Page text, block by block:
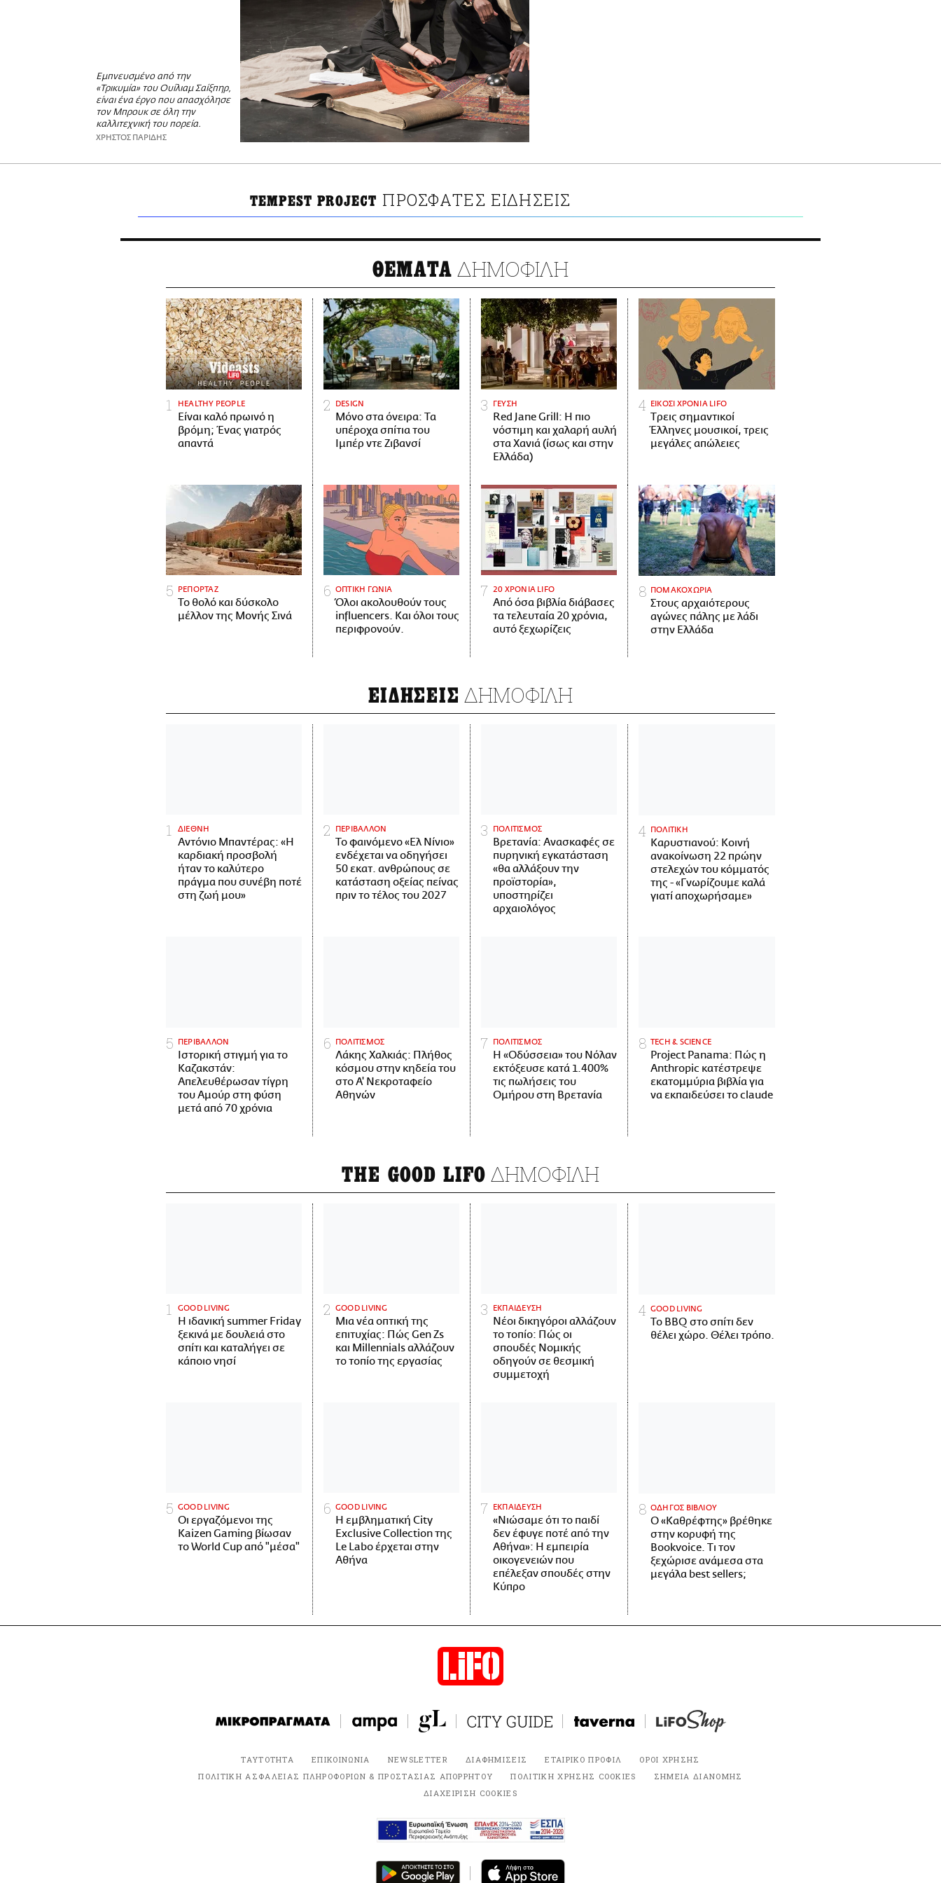
Εμπνευσμένο από την
«Τρικυμία» του Ουίλιαμ Σαίξπηρ,
είναι ένα έργο που απασχόλησε
τον Μπρουκ σε όλη την
καλλιτεχνική του πορεία.
ΧΡΗΣΤΟΣ ΠΑΡΙΔΗΣ
TEMPEST PROJECT ΠΡΟΣΦΑΤΕΣ ΕΙΔΗΣΕΙΣ
ΘΕΜΑΤΑ ΔΗΜΟΦΙΛΗ
HEALTHY PEOPLE
Είναι καλό πρωινό η
βρόμη; Ένας γιατρός
απαντά
DESIGN
Μόνο στα όνειρα: Τα
υπέροχα σπίτια του
Ιμπέρ ντε Ζιβανσί
ΓΕΥΣΗ
Red Jane Grill: Η πιο
νόστιμη και χαλαρή αυλή
στα Χανιά (ίσως και στην
Ελλάδα)
ΕΙΚΟΣΙ ΧΡΟΝΙΑ LIFO
Tρεις σημαντικοί
Έλληνες μουσικοί, τρεις
μεγάλες απώλειες
ΡΕΠΟΡΤΑΖ
Το θολό και δύσκολο
μέλλον της Μονής Σινά
ΟΠΤΙΚΗ ΓΩΝΙΑ
Όλοι ακολουθούν τους
influencers. Και όλοι τους
περιφρονούν.
20 ΧΡΟΝΙΑ LIFO
Από όσα βιβλία διάβασες
τα τελευταία 20 χρόνια,
αυτό ξεχωρίζεις
ΠΟΜΑΚΟΧΩΡΙΑ
Στους αρχαιότερους
αγώνες πάλης με λάδι
στην Ελλάδα
ΕΙΔΗΣΕΙΣ ΔΗΜΟΦΙΛΗ
ΔΙΕΘΝΗ
Αντόνιο Μπαντέρας: «Η
καρδιακή προσβολή
ήταν το καλύτερο
πράγμα που συνέβη ποτέ
στη ζωή μου»
ΠΕΡΙΒΑΛΛΟΝ
Το φαινόμενο «Ελ Νίνιο»
ενδέχεται να οδηγήσει
50 εκατ. ανθρώπους σε
κατάσταση οξείας πείνας
πριν το τέλος του 2027
ΠΟΛΙΤΙΣΜΟΣ
Βρετανία: Ανασκαφές σε
πυρηνική εγκατάσταση
«θα αλλάξουν την
προϊστορία»,
υποστηρίζει
αρχαιολόγος
ΠΟΛΙΤΙΚΗ
Καρυστιανού: Κοινή
ανακοίνωση 22 πρώην
στελεχών του κόμματός
της - «Γνωρίζουμε καλά
γιατί αποχωρήσαμε»
ΠΕΡΙΒΑΛΛΟΝ
Ιστορική στιγμή για το
Καζακστάν:
Απελευθέρωσαν τίγρη
του Αμούρ στη φύση
μετά από 70 χρόνια
ΠΟΛΙΤΙΣΜΟΣ
Λάκης Χαλκιάς: Πλήθος
κόσμου στην κηδεία του
στο Α' Νεκροταφείο
Αθηνών
ΠΟΛΙΤΙΣΜΟΣ
Η «Οδύσσεια» του Νόλαν
εκτόξευσε κατά 1.400%
τις πωλήσεις του
Ομήρου στη Βρετανία
ΤECH & SCIENCE
Project Panama: Πώς η
Anthropic κατέστρεψε
εκατομμύρια βιβλία για
να εκπαιδεύσει το claude
THE GOOD LIFO ΔΗΜΟΦΙΛΗ
GOOD LIVING
Η ιδανική summer Friday
ξεκινά με δουλειά στο
σπίτι και καταλήγει σε
κάποιο νησί
GOOD LIVING
Μια νέα οπτική της
επιτυχίας: Πώς Gen Zs
και Millennials αλλάζουν
το τοπίο της εργασίας
ΕΚΠΑΙΔΕΥΣΗ
Νέοι δικηγόροι αλλάζουν
το τοπίο: Πώς οι
σπουδές Νομικής
οδηγούν σε θεσμική
συμμετοχή
GOOD LIVING
Το BBQ στο σπίτι δεν
θέλει χώρο. Θέλει τρόπο.
GOOD LIVING
Οι εργαζόμενοι της
Kaizen Gaming βίωσαν
το World Cup από "μέσα"
GOOD LIVING
Η εμβληματική City
Exclusive Collection της
Le Labo έρχεται στην
Αθήνα
ΕΚΠΑΙΔΕΥΣΗ
«Νιώσαμε ότι το παιδί
δεν έφυγε ποτέ από την
Αθήνα»: Η εμπειρία
οικογενειών που
επέλεξαν σπουδές στην
Κύπρο
ΟΔΗΓΟΣ ΒΙΒΛΙΟΥ
Ο «Καθρέφτης» βρέθηκε
στην κορυφή της
Bookvoice. Τι τον
ξεχώρισε ανάμεσα στα
μεγάλα best sellers;
ΤΑΥΤΟΤΗΤΑ ΕΠΙΚΟΙΝΩΝΙΑ NEWSLETTER ΔΙΑΦΗΜΙΣΕΙΣ ΕΤΑΙΡΙΚΟ ΠΡΟΦΙΛ
ΟΡΟΙ ΧΡΗΣΗΣ
ΠΟΛΙΤΙΚΗ ΑΣΦΑΛΕΙΑΣ ΠΛΗΡΟΦΟΡΙΩΝ & ΠΡΟΣΤΑΣΙΑΣ ΑΠΟΡΡΗΤΟΥ
ΠΟΛΙΤΙΚΗ ΧΡΗΣΗΣ COOKIES
ΣΗΜΕΙΑ ΔΙΑΝΟΜΗΣ
ΔΙΑΧΕΙΡΙΣΗ COOKIES